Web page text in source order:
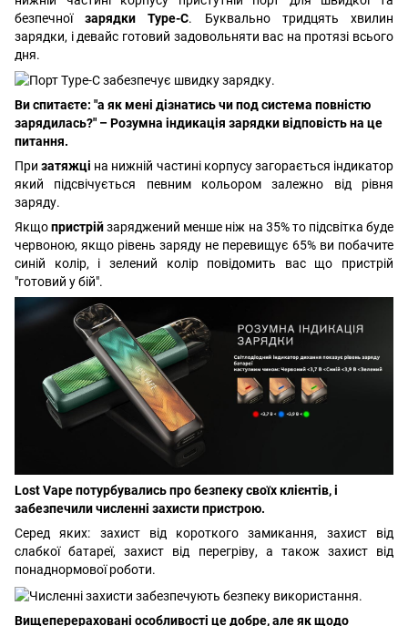
безпечноїзарядки Type-C. Буквально тридцять хвилин
зарядки, і девайс готовий задовольняти вас на протязі всього
дня.
Ви спитаєте: "а як мені дізнатись чи под система повністю
зарядилась?" – Розумна індикація зарядки відповість на це
питання.
Призатяжці на нижній частині корпусу загорається індикатор
який підсвічується певним кольором залежно від рівня
заряду.
Якщопристрійзаряджений менше ніж на 35% то підсвітка буде
червоною, якщо рівень заряду не перевищує 65% ви побачите
синій колір, і зелений колір повідомить вас що пристрій
"готовий у бій".
Lost Vape потурбувались про безпеку своїх клієнтів, і
забезпечили численні захисти пристрою.
Серед яких: захист від короткого замикання, захист від
слабкої батареї, захист від перегріву, а також захист від
понаднормової роботи.
Вищеперераховані особливості це добре, але як щодо